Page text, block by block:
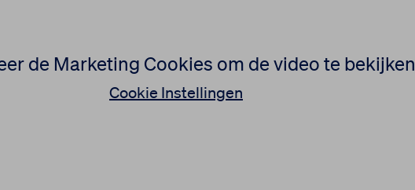
de Marketing Cookies om de video te bekijken
Cookie Instellingen